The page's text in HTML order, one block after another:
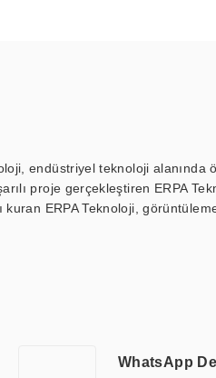
endüstriyel teknoloji
proje gerçekleştiren ERPA
ERPA Teknoloji,
standartlarda kalite
Teknoloji, özel çözümleri ile iş
WhatsApp